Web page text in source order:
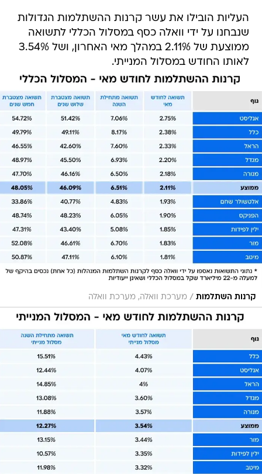
העליות הובילו את עשר קרנות ההשתלמות הגדולות
שנבחנו על ידי וואלה כסף במסלול הכללי לתשואה
ממוצעת של 2.11% במהלך מאי האחרון, ושל 3.54%
לאותו החודש במסלול המנייתי.
קרנות השתלמות / מערכת וואלה, מערכת וואלה